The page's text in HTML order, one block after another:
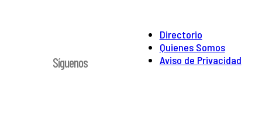
Directorio
Quienes Somos
Aviso de Privacidad
Síguenos